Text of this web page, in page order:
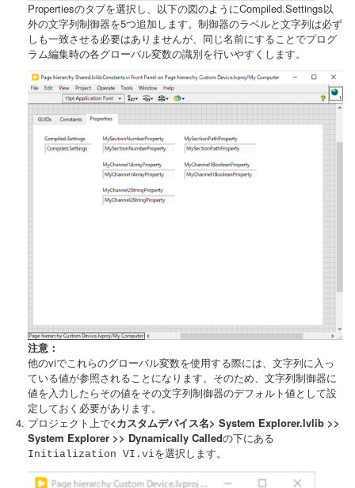
Propertiesのタブを選択し、以下の図のようにCompiled.Settings以
外の文字列制御器を5つ追加します。制御器のラベルと文字列は必ず
しも一致させる必要はありませんが、同じ名前にすることでプログ
ラム編集時の各グローバル変数の識別を行いやすくします。
注意：
他のviでこれらのグローバル変数を使用する際には、文字列に入っ
ている値が参照されることになります。そのため、文字列制御器に
値を入力したらその値をその文字列制御器のデフォルト値として設
定しておく必要があります。
プロジェクト上で<カスタムデバイス名> System Explorer.lvlib >>
System Explorer >> Dynamically Calledの下にある
Initialization VI.viを選択します。